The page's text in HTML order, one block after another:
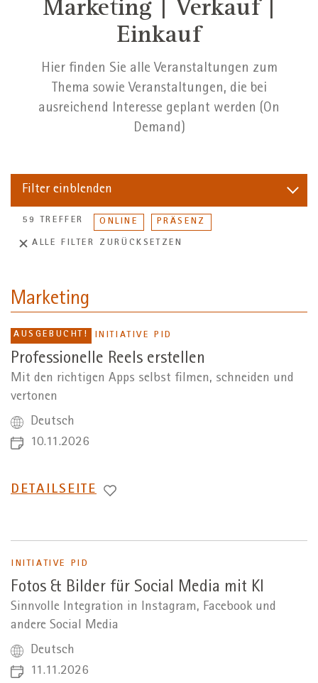
Marketing | Verkauf |
Einkauf
Hier finden Sie alle Veranstaltungen zum
Thema sowie Veranstaltungen, die bei
ausreichend Interesse geplant werden (On
Demand)
Filter einblenden
59 TREFFER ONLINE PRÄSENZ
ALLE FILTER ZURÜCKSETZEN
Marketing
AUSGEBUCHT! INITIATIVE PID
Professionelle Reels erstellen
Mit den richtigen Apps selbst filmen, schneiden und
vertonen
Deutsch
10.11.2026
WECHSEL
DETAILSEITE
INITIATIVE PID
Fotos & Bilder für Social Media mit KI
Sinnvolle Integration in Instagram, Facebook und
andere Social Media
Deutsch
11.11.2026